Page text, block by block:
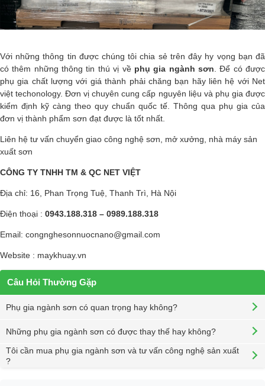
Với những thông tin được chúng tôi chia sẻ trên đây hy vọng bạn đã
có thêm những thông tin thú vị về phụ gia ngành sơn. Để có được
phụ gia chất lượng với giá thành phải chăng bạn hãy liên hệ với Net
việt techonology. Đơn vị chuyên cung cấp nguyên liệu và phụ gia được
kiểm định kỹ càng theo quy chuẩn quốc tế. Thông qua phụ gia của
đơn vị thành phẩm sơn đạt được là tốt nhất.
Liên hệ tư vấn chuyển giao công nghệ sơn, mở xưởng, nhà máy sản
xuất sơn
CÔNG TY TNHH TM & QC NET VIỆT
Địa chỉ: 16, Phan Trọng Tuệ, Thanh Trì, Hà Nội
Điện thoại : 0943.188.318 – 0989.188.318
Email: congnghesonnuocnano@gmail.com
Website : maykhuay.vn
Câu Hỏi Thường Gặp
Phụ gia ngành sơn có quan trọng hay không?
Những phụ gia ngành sơn có được thay thế hay không?
Tôi cần mua phụ gia ngành sơn và tư vấn công nghệ sản xuất
?